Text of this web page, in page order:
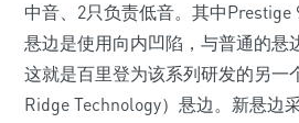
中音、2只负责低音。其中Prestige
悬边是使用向内凹陷，与普通的悬
这就是百里登为该系列研发的另一
Ridge Technology）悬边。新悬边